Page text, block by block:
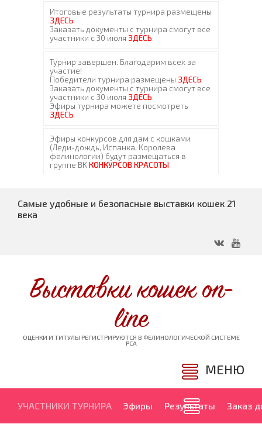
Самые удобные и безопасные выставки кошек 21
века
Выставки кошек on-
line
ОЦЕНКИ И ТИТУЛЫ РЕГИСТРИРУЮТСЯ В ФЕЛИНОЛОГИЧЕСКОЙ СИСТЕМЕ
PCA
МЕНЮ
УЧАСТНИКИ ТУРНИРА Эфиры Результаты Заказ